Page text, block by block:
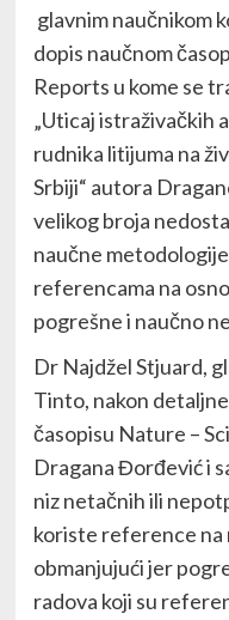
glavnim naučnikom
dopis naučnom
Reports u kome se
„Uticaj istraživačkih
rudnika litijuma na
Srbiji“ autora
velikog broja
naučne
referencama na
pogrešne i naučno
Dr Najdžel Stjuard,
Tinto, nakon
časopisu Nature –
Dragana Đorđević i
niz netačnih ili
koriste reference na
obmanjujući jer
radova koji su